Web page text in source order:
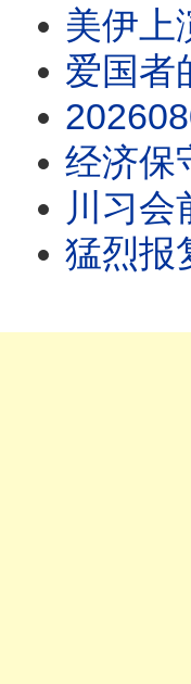
美伊上演
爱国者
20260801直播：爱国者
经济保
川习
猛烈报复